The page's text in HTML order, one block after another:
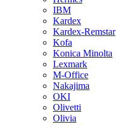
IBM
Kardex
Kardex-Remstar
Kofa
Konica Minolta
Lexmark
M-Office
Nakajima
OKI
Olivetti
Olivia